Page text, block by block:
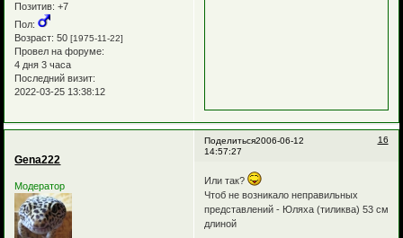
Позитив: +7
Пол:
Возраст: 50[1975-11-22]
Провел на форуме:
4 дня 3 часа
Последний визит:
2022-03-25 13:38:12
Поделиться 16
2006-06-12
14:57:27
Gena222
Модератор
Или так?
Чтоб не возникало неправильных
представлений - Юляха (тиликва) 53 см
длиной